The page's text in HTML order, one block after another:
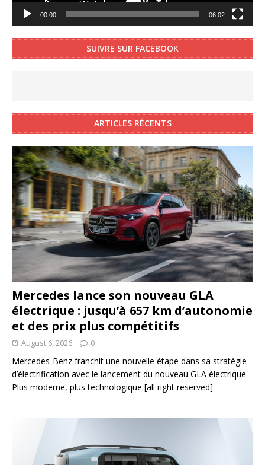
00:00 06:02
SUIVRE SUR FACEBOOK
ARTICLES RÉCENTS
Mercedes lance son nouveau GLA
électrique : jusqu’à 657 km d’autonomie
et des prix plus compétitifs
August 6, 2026 0
Mercedes-Benz franchit une nouvelle étape dans sa stratégie
d’électrification avec le lancement du nouveau GLA électrique.
Plus moderne, plus technologique [all right reserved]